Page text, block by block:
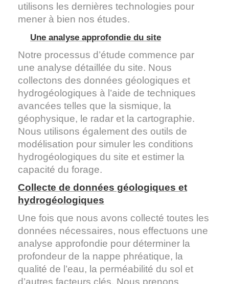
utilisons les dernières technologies pour
mener à bien nos études.
Une analyse approfondie du site
Notre processus d’étude commence par
une analyse détaillée du site. Nous
collectons des données géologiques et
hydrogéologiques à l’aide de techniques
avancées telles que la sismique, la
géophysique, le radar et la cartographie.
Nous utilisons également des outils de
modélisation pour simuler les conditions
hydrogéologiques du site et estimer la
capacité du forage.
Collecte de données géologiques et
hydrogéologiques
Une fois que nous avons collecté toutes les
données nécessaires, nous effectuons une
analyse approfondie pour déterminer la
profondeur de la nappe phréatique, la
qualité de l’eau, la perméabilité du sol et